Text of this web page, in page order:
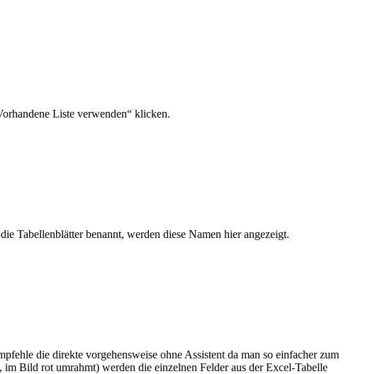
Liste verwenden“ klicken.
Tabellenblätter benannt, werden diese Namen hier angezeigt.
die direkte vorgehensweise ohne Assistent da man so einfacher zum
Bild rot umrahmt) werden die einzelnen Felder aus der Excel-Tabelle